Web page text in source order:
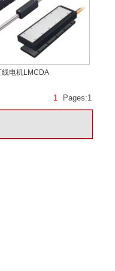
线电机LMCDA
1 Pages:1